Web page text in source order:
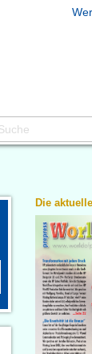
Die